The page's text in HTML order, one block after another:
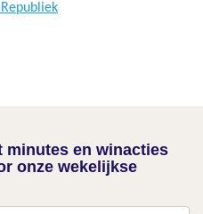
minutes en winacties
onze wekelijkse